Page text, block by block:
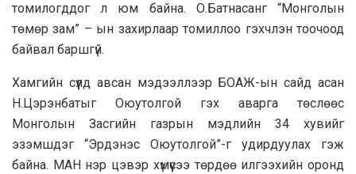
томилогддог л юм байна. О.Батнасанг “Монголын
төмөр зам” – ын захирлаар томиллоо гэхчлэн тоочоод
байвал баршгүй.
Хамгийн сүүлд авсан мэдээллээр БОАЖ-ын сайд асан
Н.Цэрэнбатыг Оюутолгой гэх аварга төслөөс
Монголын Засгийн газрын мэдлийн 34 хувийг
эзэмшдэг “Эрдэнэс Оюутолгой”-г удирдуулах гэж
байна. МАН нэр цэвэр хүмүүсээ төрдөө илгээхийн оронд